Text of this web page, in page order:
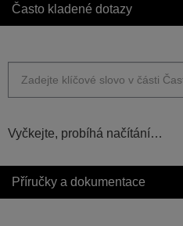
Často kladené dotazy
Vyčkejte, probíhá načítání…
Příručky a dokumentace